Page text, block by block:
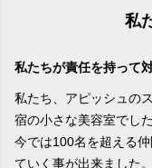
私
私たちが責任を持って
私たち、アピッシュの
宿の小さな美容室でした
今では100名を超える
ていく事が出来ました。